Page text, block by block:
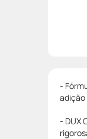
-
- DUX